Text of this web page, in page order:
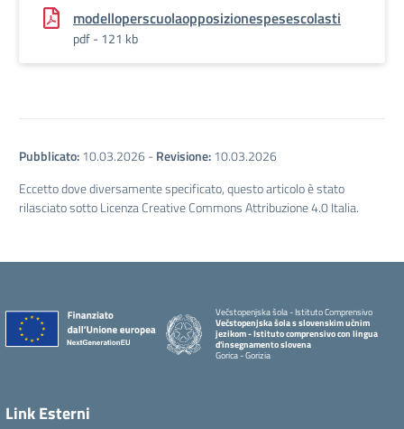
modelloperscuolaopposizionespesescolasti
pdf - 121 kb
Pubblicato:10.03.2026 -Revisione:10.03.2026
Eccetto dove diversamente specificato, questo articolo è stato
rilasciato sotto Licenza Creative Commons Attribuzione 4.0 Italia.
Večstopenjska šola - Istituto Comprensivo
Večstopenjska šola s slovenskim učnim
jezikom - Istituto comprensivo con lingua
d'insegnamento slovena
Gorica - Gorizia
Link Esterni